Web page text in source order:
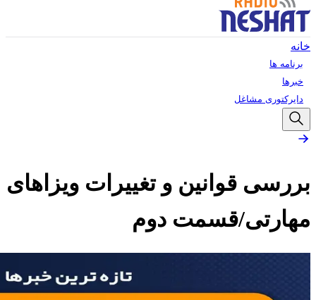
خانه
برنامه ها
خبرها
دایرکتوری مشاغل
بررسی قوانین و تغییرات ویزاهای
مهارتی/قسمت دوم